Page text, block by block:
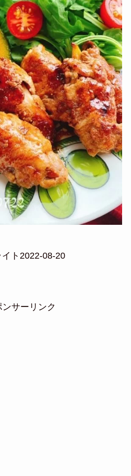
ト2022-08-20
ンサーリンク